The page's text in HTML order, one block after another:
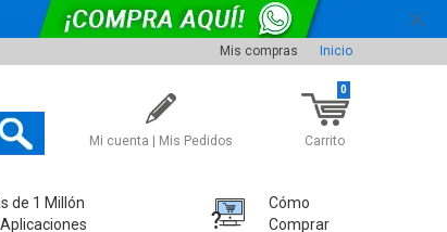
Mis compras Inicio
Mi cuenta | Mis Pedidos Carrito
0
de 1 Millón
Cómo
Comprar